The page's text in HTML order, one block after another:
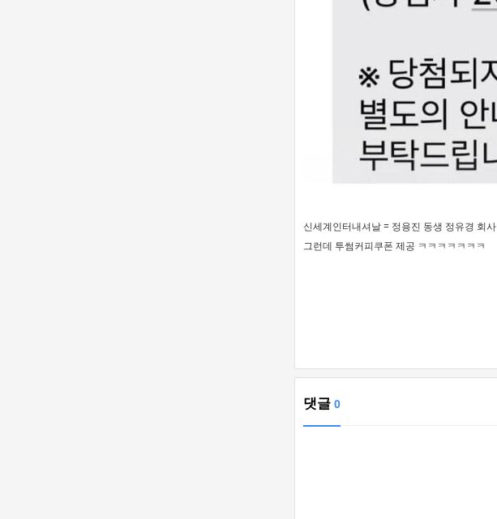
신세계인터내셔날 = 정용진 동생 정유경 회사
그런데 투썸커피쿠폰 제공 ㅋㅋㅋㅋㅋㅋㅋ
댓글 0